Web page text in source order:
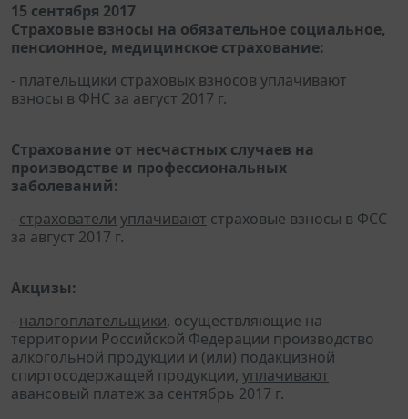
15 сентября 2017
Страховые взносы на обязательное социальное,
пенсионное, медицинское страхование:
- плательщики страховых взносов уплачивают
взносы в ФНС за август 2017 г.
Страхование от несчастных случаев на
производстве и профессиональных
заболеваний:
- страхователи уплачивают страховые взносы в ФСС
за август 2017 г.
Акцизы:
- налогоплательщики, осуществляющие на
территории Российской Федерации производство
алкогольной продукции и (или) подакцизной
спиртосодержащей продукции, уплачивают
авансовый платеж за сентябрь 2017 г.